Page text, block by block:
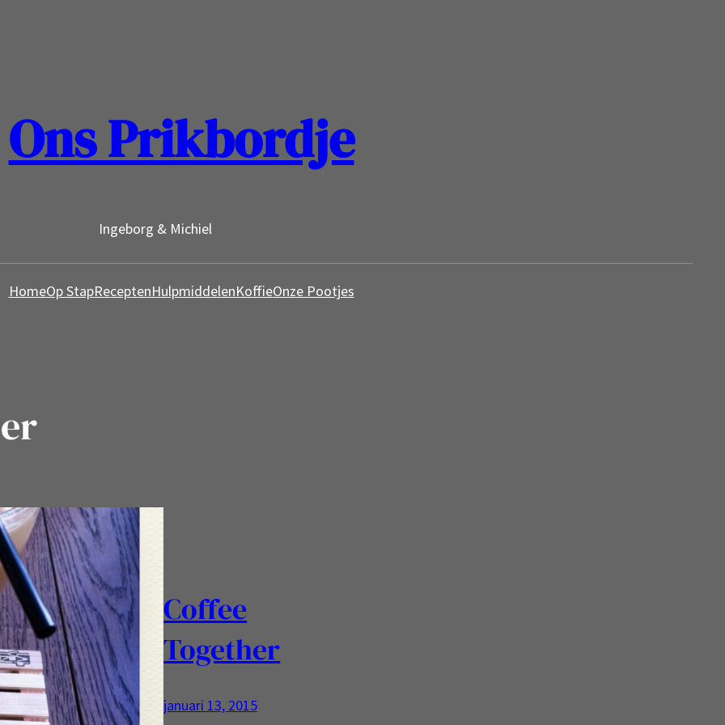
Ons Prikbordje
Ingeborg & Michiel
HomeOp StapReceptenHulpmiddelenKoffieOnze Pootjes
Coffee
Together
januari 13, 2015